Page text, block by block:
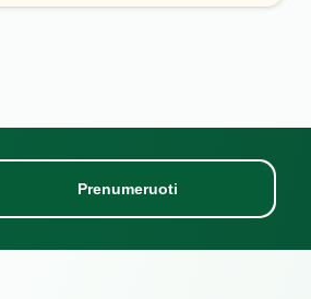
Prenumeruoti